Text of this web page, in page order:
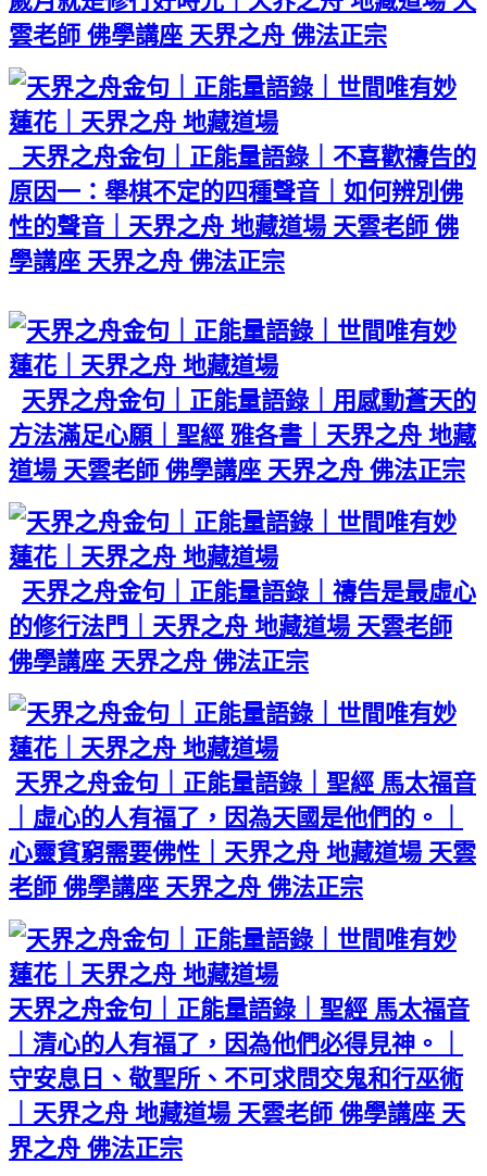
雲老師 佛學講座 天界之舟 佛法正宗
天界之舟金句｜正能量語錄｜不喜歡禱告的
原因一：舉棋不定的四種聲音｜如何辨別佛
性的聲音｜天界之舟 地藏道場 天雲老師 佛
學講座 天界之舟 佛法正宗
天界之舟金句｜正能量語錄｜用感動蒼天的
方法滿足心願｜聖經 雅各書｜天界之舟 地藏
道場 天雲老師 佛學講座 天界之舟 佛法正宗
天界之舟金句｜正能量語錄｜禱告是最虛心
的修行法門｜天界之舟 地藏道場 天雲老師
佛學講座 天界之舟 佛法正宗
天界之舟金句｜正能量語錄｜聖經 馬太福音
｜虛心的人有福了，因為天國是他們的。｜
心靈貧窮需要佛性｜天界之舟 地藏道場 天雲
老師 佛學講座 天界之舟 佛法正宗
天界之舟金句｜正能量語錄｜聖經 馬太福音
｜清心的人有福了，因為他們必得見神。｜
守安息日、敬聖所、不可求問交鬼和行巫術
｜天界之舟 地藏道場 天雲老師 佛學講座 天
界之舟 佛法正宗